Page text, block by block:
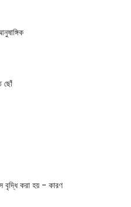
ছোঁ
বৃদ্ধি করা হয় - কারণ